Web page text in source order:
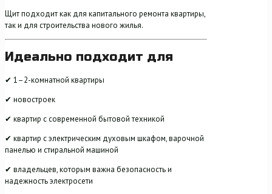
Щит подходит как для капитального ремонта квартиры,
так и для строительства нового жилья.
Идеально подходит для
✔ 1–2-комнатной квартиры
✔ новостроек
✔ квартир с современной бытовой техникой
✔ квартир с электрическим духовым шкафом, варочной
панелью и стиральной машиной
✔ владельцев, которым важна безопасность и
надежность электросети